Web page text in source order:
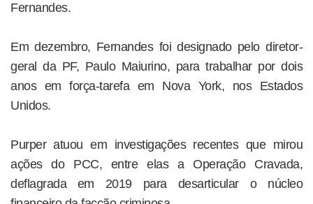
Fernandes.
Em dezembro, Fernandes foi designado pelo diretor-
geral da PF, Paulo Maiurino, para trabalhar por dois
anos em força-tarefa em Nova York, nos Estados
Unidos.
Purper atuou em investigações recentes que mirou
ações do PCC, entre elas a Operação Cravada,
deflagrada em 2019 para desarticular o núcleo